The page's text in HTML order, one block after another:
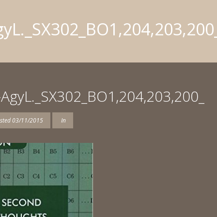
03/11/2015 In